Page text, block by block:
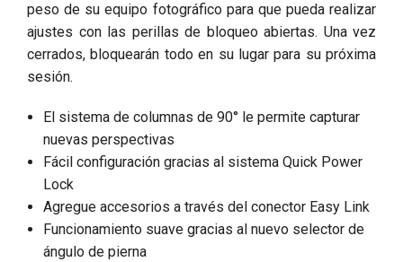
peso de su equipo fotográfico para que pueda realizar
ajustes con las perillas de bloqueo abiertas. Una vez
cerrados, bloquearán todo en su lugar para su próxima
sesión.
El sistema de columnas de 90° le permite capturar
nuevas perspectivas
Fácil configuración gracias al sistema Quick Power
Lock
Agregue accesorios a través del conector Easy Link
Funcionamiento suave gracias al nuevo selector de
ángulo de pierna